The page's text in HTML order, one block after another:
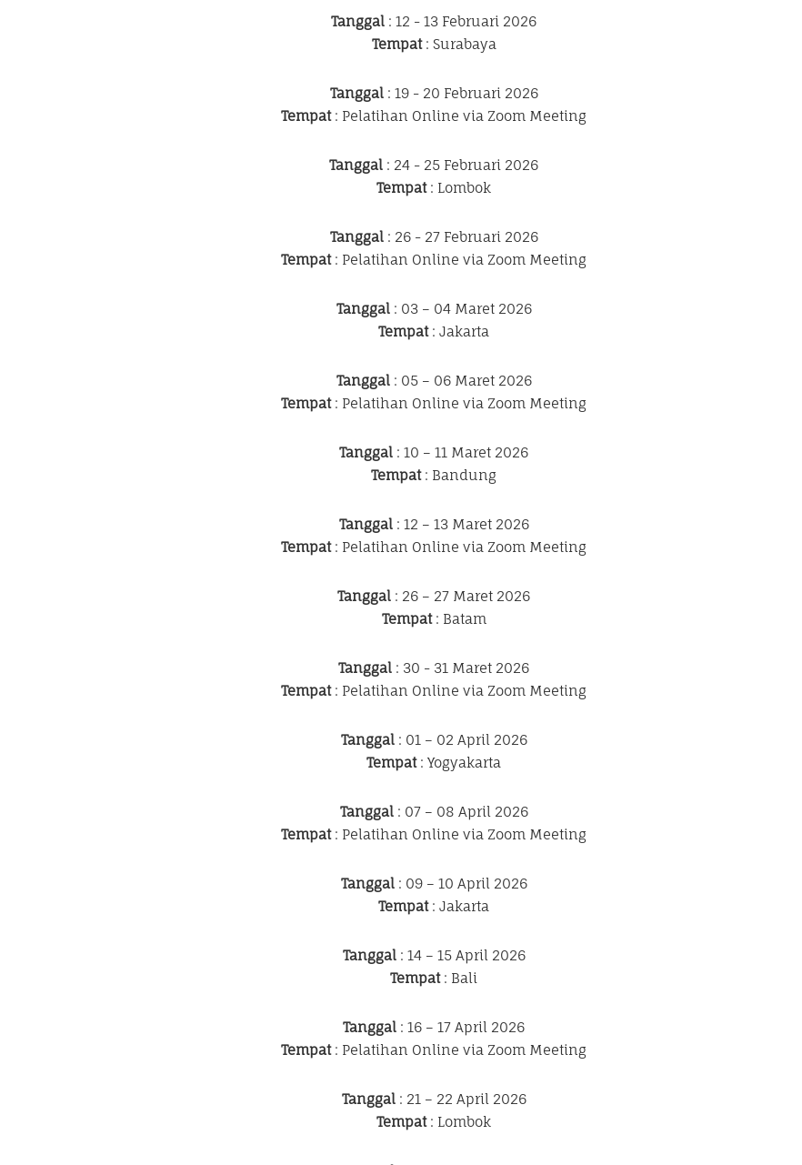
Tanggal : 12 - 13 Februari 2026
Tempat: Surabaya
Tanggal: 19 - 20 Februari 2026
Tempat: Pelatihan Online via Zoom Meeting
Tanggal : 24 - 25 Februari 2026
Tempat: Lombok
Tanggal: 26 - 27 Februari 2026
Tempat: Pelatihan Online via Zoom Meeting
Tanggal: 03 – 04 Maret 2026
Tempat: Jakarta
Tanggal: 05 – 06 Maret 2026
Tempat: Pelatihan Online via Zoom Meeting
Tanggal : 10 – 11 Maret 2026
Tempat: Bandung
Tanggal: 12 – 13 Maret 2026
Tempat: Pelatihan Online via Zoom Meeting
Tanggal : 26 – 27 Maret 2026
Tempat: Batam
Tanggal : 30 - 31 Maret 2026
Tempat: Pelatihan Online via Zoom Meeting
Tanggal: 01 – 02 April 2026
Tempat: Yogyakarta
Tanggal: 07 – 08 April 2026
Tempat: Pelatihan Online via Zoom Meeting
Tanggal: 09 – 10 April 2026
Tempat: Jakarta
Tanggal: 14 – 15 April 2026
Tempat: Bali
Tanggal : 16 – 17 April 2026
Tempat: Pelatihan Online via Zoom Meeting
Tanggal: 21 – 22 April 2026
Tempat: Lombok